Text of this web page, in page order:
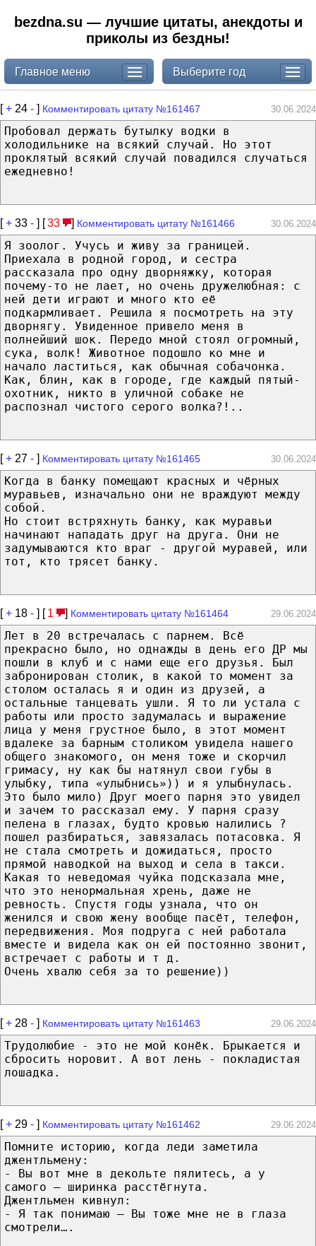
bezdna.su — лучшие цитаты, анекдоты и
приколы из бездны!
Главное меню Выберите год
[+ 24 - ] Комментировать цитату №161467 30.06.2024
Пробовал держать бутылку водки в
холодильнике на всякий случай. Но этот
проклятый всякий случай повадился случаться
ежедневно!
[+ 33 - ] [33 ] Комментировать цитату №161466 30.06.2024
Я зоолог. Учусь и живу за границей.
Приехала в родной город, и сестра
рассказала про одну дворняжку, которая
почему-то не лает, но очень дружелюбная: с
ней дети играют и много кто её
подкармливает. Решила я посмотреть на эту
дворнягу. Увиденное привело меня в
полнейший шок. Передо мной стоял огромный,
сука, волк! Животное подошло ко мне и
начало ластиться, как обычная собачонка.
Как, блин, как в городе, где каждый пятый-
охотник, никто в уличной собаке не
распознал чистого серого волка?!..
[+ 27 - ] Комментировать цитату №161465 30.06.2024
Когда в банку помещают красных и чёрных
муравьев, изначально они не враждуют между
собой.
Но стоит встряхнуть банку, как муравьи
начинают нападать друг на друга. Они не
задумываются кто враг - другой муравей, или
тот, кто трясет банку.
[+ 18 - ] [ 1 ] Комментировать цитату №161464 29.06.2024
Лет в 20 встречалась с парнем. Всё
прекрасно было, но однажды в день его ДР мы
пошли в клуб и с нами еще его друзья. Был
забронирован столик, в какой то момент за
столом осталась я и один из друзей, а
остальные танцевать ушли. Я то ли устала с
работы или просто задумалась и выражение
лица у меня грустное было, в этот момент
вдалеке за барным столиком увидела нашего
общего знакомого, он меня тоже и скорчил
гримасу, ну как бы натянул свои губы в
улыбку, типа «улыбнись»)) и я улыбнулась.
Это было мило) Друг моего парня это увидел
и зачем то рассказал ему. У парня сразу
пелена в глазах, будто кровью налились ?
пошел разбираться, завязалась потасовка. Я
не стала смотреть и дожидаться, просто
прямой наводкой на выход и села в такси.
Какая то неведомая чуйка подсказала мне,
что это ненормальная хрень, даже не
ревность. Спустя годы узнала, что он
женился и свою жену вообще пасёт, телефон,
передвижения. Моя подруга с ней работала
вместе и видела как он ей постоянно звонит,
встречает с работы и т д.
Очень хвалю себя за то решение))
[+ 28 - ] Комментировать цитату №161463 29.06.2024
Трудолюбие - это не мой конёк. Брыкается и
сбросить норовит. А вот лень - покладистая
лошадка.
[+ 29 - ] Комментировать цитату №161462 29.06.2024
Помните историю, когда леди заметила
джентльмену:
- Вы вот мне в декольте пялитесь, а у
самого – ширинка расстёгнута.
Джентльмен кивнул:
- Я так понимаю – Вы тоже мне не в глаза
смотрели….